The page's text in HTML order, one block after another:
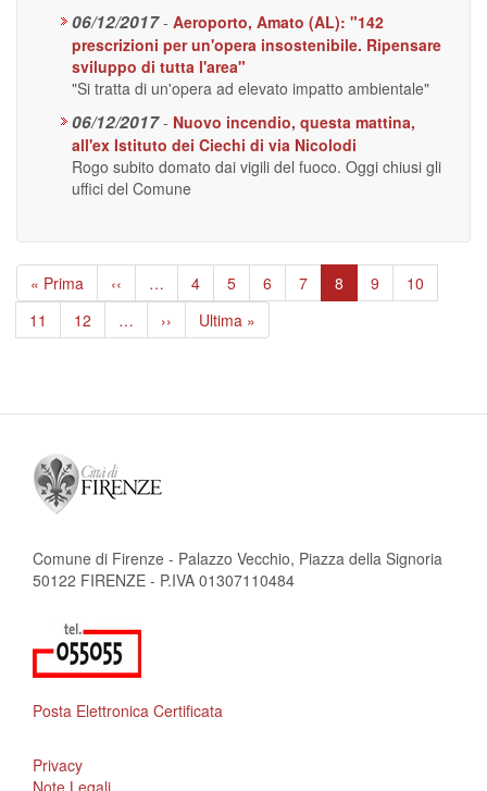
06/12/2017 - Aeroporto, Amato (AL): "142
prescrizioni per un'opera insostenibile. Ripensare
sviluppo di tutta l'area"
"Si tratta di un'opera ad elevato impatto ambientale"
06/12/2017 - Nuovo incendio, questa mattina,
all'ex Istituto dei Ciechi di via Nicolodi
Rogo subito domato dai vigili del fuoco. Oggi chiusi gli
uffici del Comune
Paginazione
Prima
pagina
« Prima
Pagina
precedente
‹‹ … Page
4 Page
5 Page
6 Page
7
Pagina
attuale
8 Page
9 Page
10
Page
11 Page
12 …
Pagina
successiva
››
Ultima
pagina
Ultima »
Comune di Firenze - Palazzo Vecchio, Piazza della Signoria
50122 FIRENZE - P.IVA 01307110484
Posta Elettronica Certificata
Privacy
Note Legali